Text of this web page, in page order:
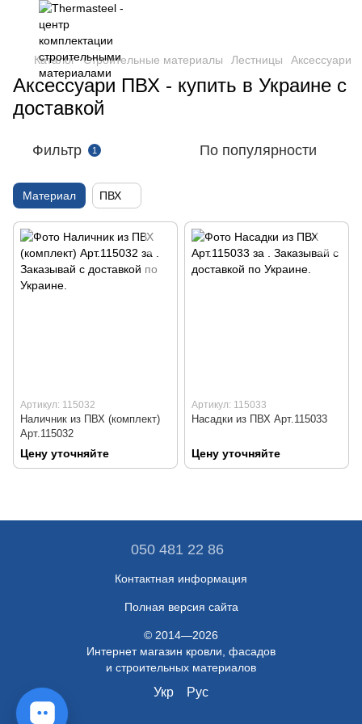
Каталог Строительные материалы Лестницы Аксессуари
Аксессуари ПВХ - купить в Украине с
доставкой
Фильтр 1 По популярности
Материал ПВХ
Артикул: 115032
Наличник из ПВХ (комплект)
Арт.115032
Цену уточняйте
Артикул: 115033
Насадки из ПВХ Арт.115033
Цену уточняйте
050 481 22 86
Контактная информация
Полная версия сайта
© 2014—2026
Интернет магазин кровли, фасадов
и строительных материалов
Укр Рус